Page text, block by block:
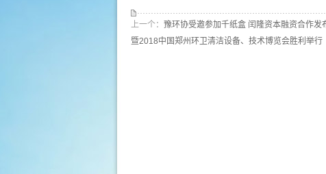
上一个： 豫环协受邀参加千纸盒 闰隆资本融资合作发
暨2018中国郑州环卫清洁设备、技术博览会胜利举行